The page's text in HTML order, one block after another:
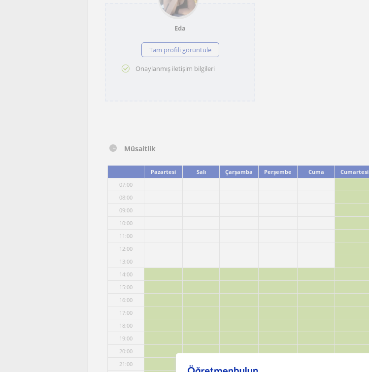
Eda
Tam profili görüntüle
Onaylanmış iletişim bilgileri
Müsaitlik
Pazartesi Salı Çarşamba Perşembe Cuma Cumartesi
07:00
08:00
09:00
10:00
11:00
12:00
13:00
14:00
15:00
16:00
17:00
18:00
19:00
20:00
21:00